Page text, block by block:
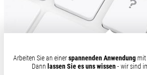
Arbeiten Sie an einerspannenden Anwendungmit
Dann lassen Sie es uns wissen- wir sind